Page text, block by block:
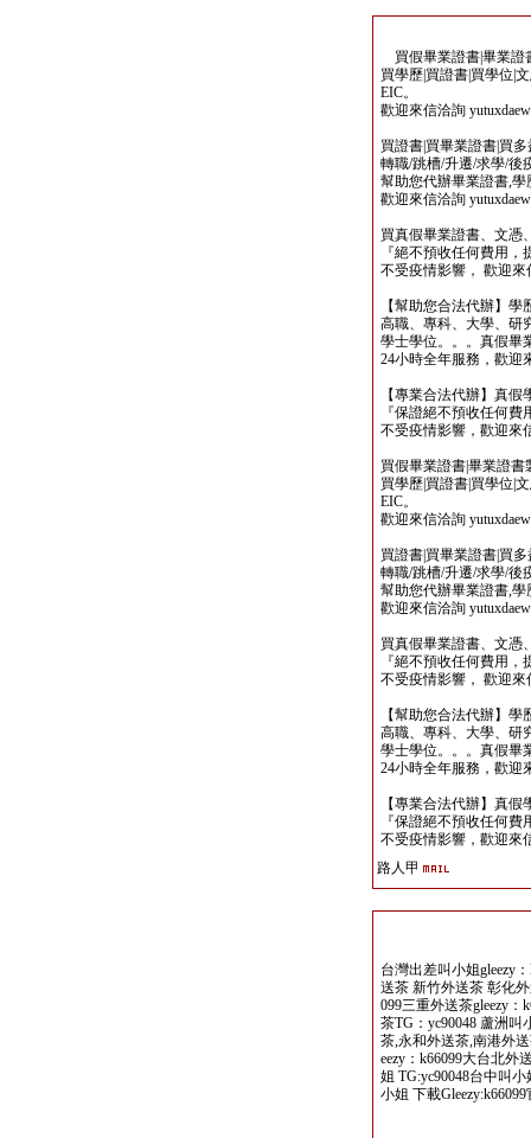
買假畢業證書|畢業證
買學歷|買證書|買學位|
EIC。
歡迎來信洽詢
買證書|買畢業證書|買多
轉職/跳槽/升遷/求學/後
幫助您代辦畢業證書,學
歡迎來信洽詢
買真假畢業證書、文憑
『絕不預收任何費用
不受疫情影響， 歡迎來
【幫助您合法代辦】
高職、專科、大學、研
學士學位。。。真假畢
24小時全年服務，歡迎
【專業合法代辦】真
『保證絕不預收任何
不受疫情影響，歡迎來
買假畢業證書|畢業證書
買學歷|買證書|買學位|
EIC。
歡迎來信洽詢
買證書|買畢業證書|買多
轉職/跳槽/升遷/求學/後
幫助您代辦畢業證書,學
歡迎來信洽詢
買真假畢業證書、文憑
『絕不預收任何費用
不受疫情影響， 歡迎來
【幫助您合法代辦】
高職、專科、大學、研
學士學位。。。真假畢
24小時全年服務，歡迎
【專業合法代辦】真
『保證絕不預收任何
不受疫情影響，歡迎來
路人甲
台灣出差叫小姐gleezy
送茶 新竹外送茶 彰化
099三重外送茶gleezy
茶TG：yc90048 蘆洲
茶,永和外送茶,南港外
eezy：k66099大台北外
姐 TG:yc90048台中叫
小姐 下載